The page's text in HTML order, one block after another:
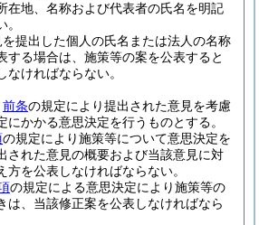
在地、名称および代表者の氏名を明記
提出した個人の氏名または法人の名称
する場合は、施策等の案を公表すると
なければならない。
前条の規定により提出された意見を考慮
にかかる意思決定を行うものとする。
の規定により施策等について意思決定を
された意見の概要および当該意見に対
方を公表しなければならない。
の規定による意思決定により施策等の
は、当該修正案を公表しなければなら